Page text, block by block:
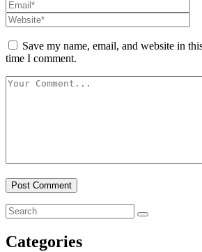
Save my name, email, and website in
time I comment.
Categories